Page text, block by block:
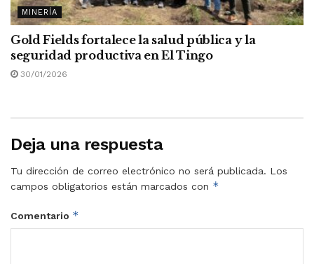
MINERÍA
Gold Fields fortalece la salud pública y la
seguridad productiva en El Tingo
30/01/2026
Deja una respuesta
Tu dirección de correo electrónico no será publicada. Los
campos obligatorios están marcados con *
Comentario *